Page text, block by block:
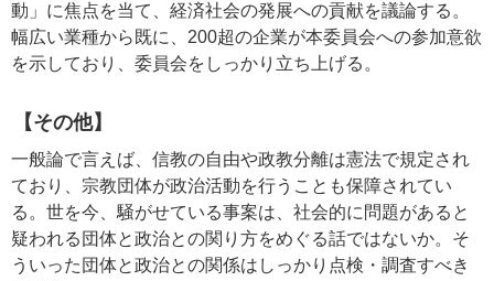
動」に焦点を当て、経済社会の発展への貢献を議論する。
幅広い業種から既に、200超の企業が本委員会への参加意欲
を示しており、委員会をしっかり立ち上げる。
【その他】
一般論で言えば、信教の自由や政教分離は憲法で規定され
ており、宗教団体が政治活動を行うことも保障されてい
る。世を今、騒がせている事案は、社会的に問題があると
疑われる団体と政治との関り方をめぐる話ではないか。そ
ういった団体と政治との関係はしっかり点検・調査すべき